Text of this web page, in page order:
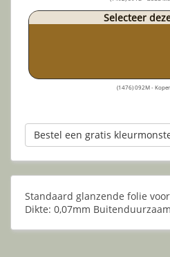
Selecteer
(1476) 092M -
Bestel een gratis
Standaard glanzende folie
Dikte: 0,07mm